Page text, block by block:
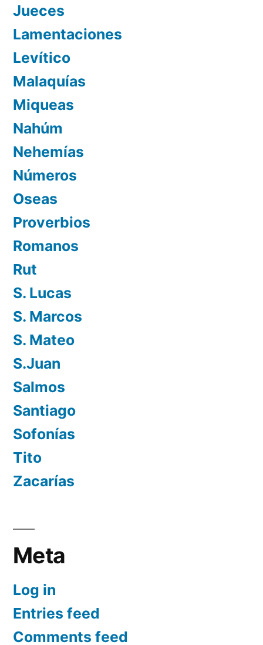
Jueces
Lamentaciones
Levítico
Malaquías
Miqueas
Nahúm
Nehemías
Números
Oseas
Proverbios
Romanos
Rut
S. Lucas
S. Marcos
S. Mateo
S.Juan
Salmos
Santiago
Sofonías
Tito
Zacarías
Meta
Log in
Entries feed
Comments feed